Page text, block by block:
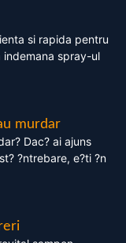
si rapida pentru
indemana spray-ul
murdar
Dac? ai ajuns
?ntrebare, e?ti ?n